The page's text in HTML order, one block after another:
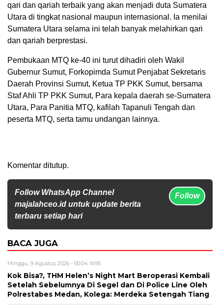
qari dan qariah terbaik yang akan menjadi duta Sumatera
Utara di tingkat nasional maupun internasional. Ia menilai
Sumatera Utara selama ini telah banyak melahirkan qari
dan qariah berprestasi.
Pembukaan MTQ ke-40 ini turut dihadiri oleh Wakil
Gubernur Sumut, Forkopimda Sumut Penjabat Sekretaris
Daerah Provinsi Sumut, Ketua TP PKK Sumut, bersama
Staf Ahli TP PKK Sumut, Para kepala daerah se-Sumatera
Utara, Para Panitia MTQ, kafilah Tapanuli Tengah dan
peserta MTQ, serta tamu undangan lainnya.
Komentar ditutup.
Follow WhatsApp Channel
majalahceo.id untuk update berita
terbaru setiap hari
Follow
BACA JUGA
Minggu, 9 Agustus 2026 - 00:04 WIB
Kok Bisa?, THM Helen’s Night Mart Beroperasi Kembali
Setelah Sebelumnya Di Segel dan Di Police Line Oleh
Polrestabes Medan, Kolega: Merdeka Setengah Tiang